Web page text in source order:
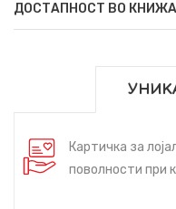
ДОСТАПНОСТ ВО
Картичка за
поволности при